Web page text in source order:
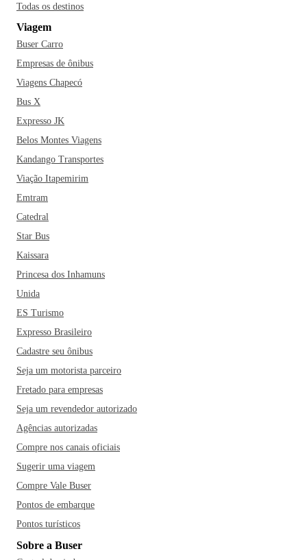
Todas os destinos
Viagem
Buser Carro
Empresas de ônibus
Viagens Chapecó
Bus X
Expresso JK
Belos Montes Viagens
Kandango Transportes
Viação Itapemirim
Emtram
Catedral
Star Bus
Kaissara
Princesa dos Inhamuns
Unida
ES Turismo
Expresso Brasileiro
Cadastre seu ônibus
Seja um motorista parceiro
Fretado para empresas
Seja um revendedor autorizado
Agências autorizadas
Compre nos canais oficiais
Sugerir uma viagem
Compre Vale Buser
Pontos de embarque
Pontos turísticos
Sobre a Buser